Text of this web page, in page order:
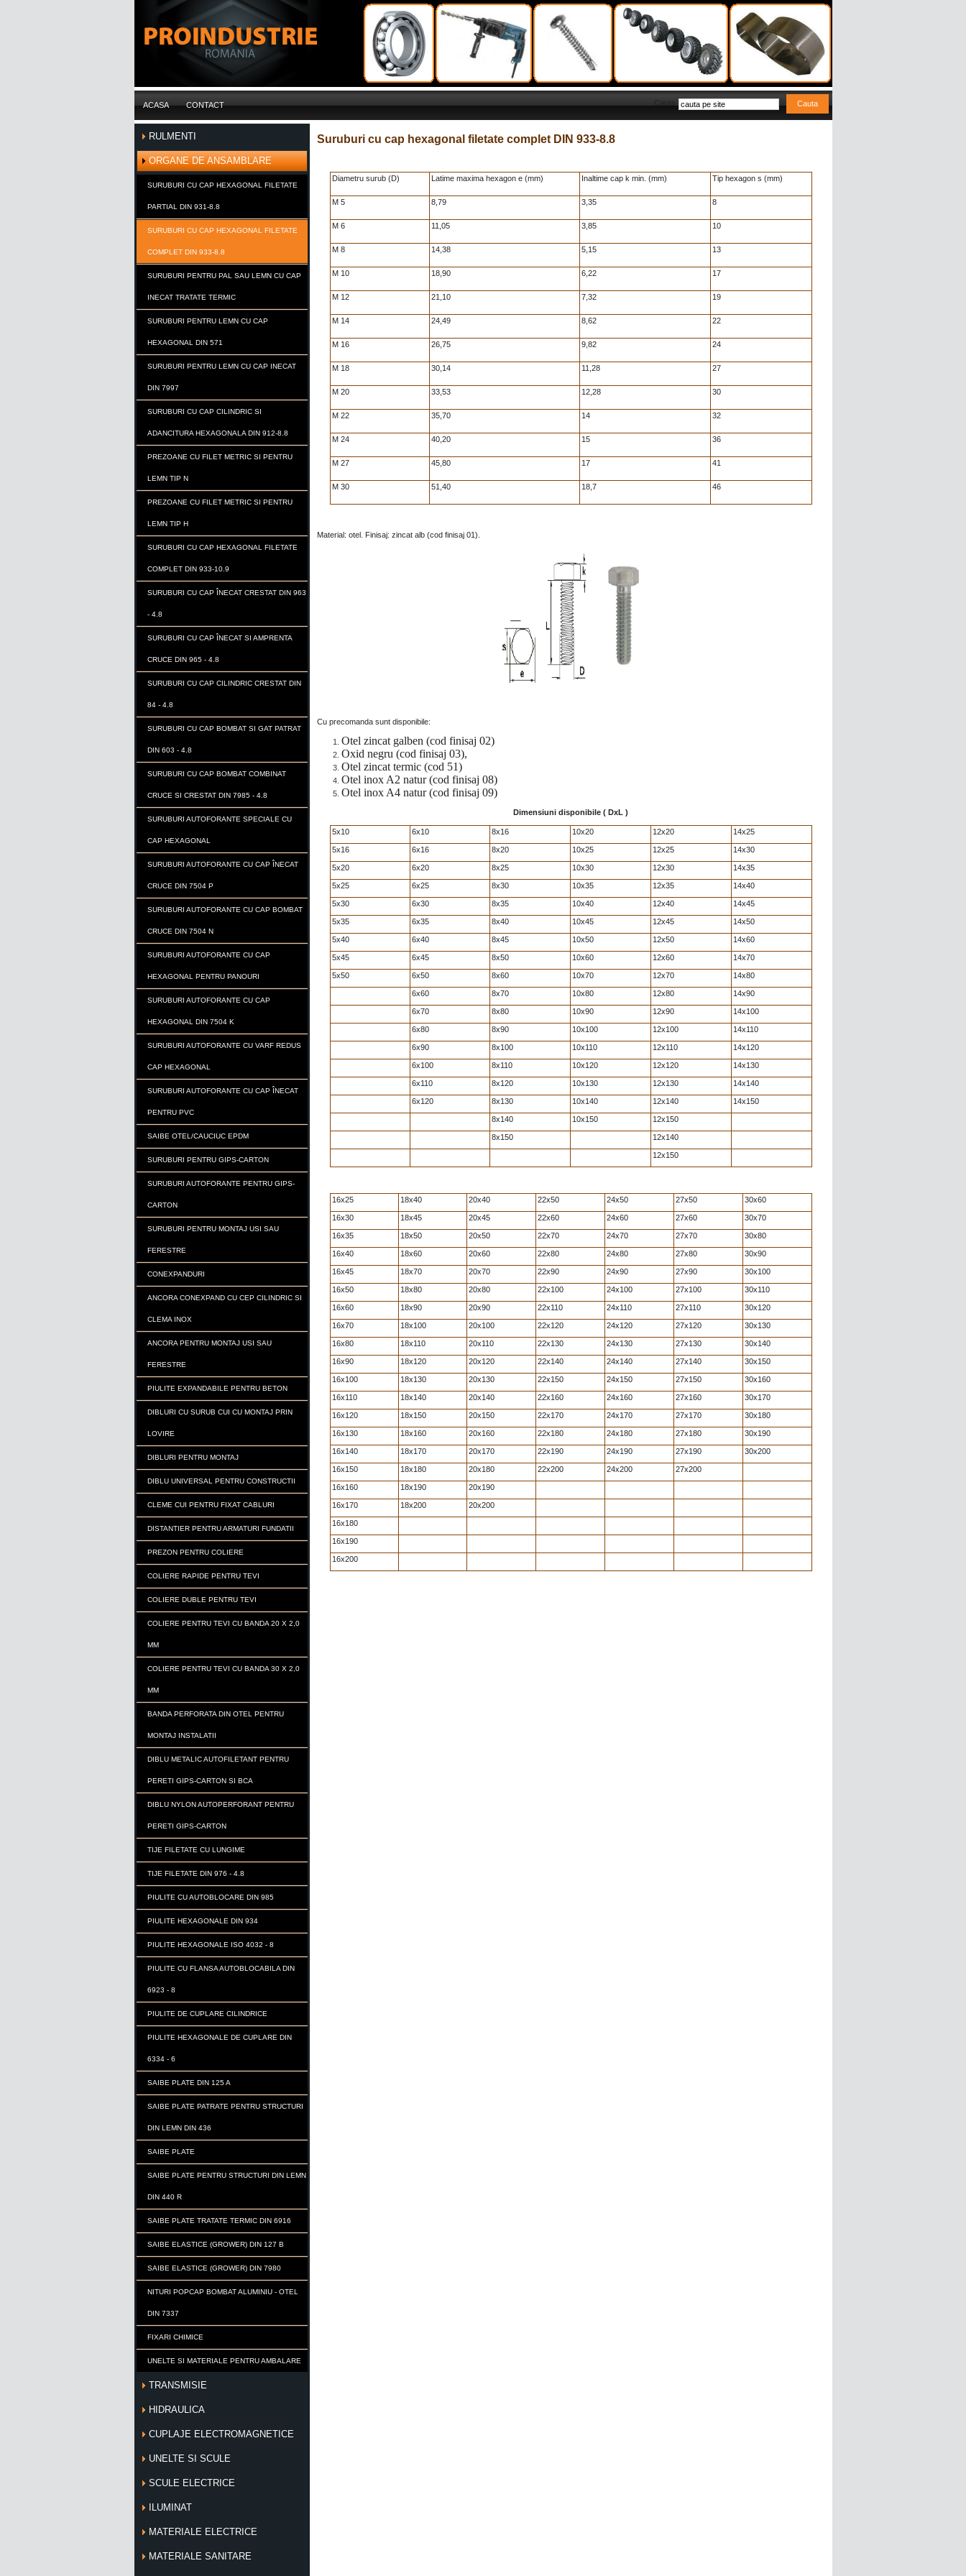
ACASA CONTACT
RULMENTI
ORGANE DE ANSAMBLARE
SURUBURI CU CAP HEXAGONAL FILETATE
PARTIAL DIN 931-8.8
SURUBURI CU CAP HEXAGONAL FILETATE
COMPLET DIN 933-8.8
SURUBURI PENTRU PAL SAU LEMN CU CAP
INECAT TRATATE TERMIC
SURUBURI PENTRU LEMN CU CAP
HEXAGONAL DIN 571
SURUBURI PENTRU LEMN CU CAP INECAT
DIN 7997
SURUBURI CU CAP CILINDRIC SI
ADANCITURA HEXAGONALA DIN 912-8.8
PREZOANE CU FILET METRIC SI PENTRU
LEMN TIP N
PREZOANE CU FILET METRIC SI PENTRU
LEMN TIP H
SURUBURI CU CAP HEXAGONAL FILETATE
COMPLET DIN 933-10.9
SURUBURI CU CAP ÎNECAT CRESTAT DIN 963
- 4.8
SURUBURI CU CAP ÎNECAT SI AMPRENTA
CRUCE DIN 965 - 4.8
SURUBURI CU CAP CILINDRIC CRESTAT DIN
84 - 4.8
SURUBURI CU CAP BOMBAT SI GAT PATRAT
DIN 603 - 4.8
SURUBURI CU CAP BOMBAT COMBINAT
CRUCE SI CRESTAT DIN 7985 - 4.8
SURUBURI AUTOFORANTE SPECIALE CU
CAP HEXAGONAL
SURUBURI AUTOFORANTE CU CAP ÎNECAT
CRUCE DIN 7504 P
SURUBURI AUTOFORANTE CU CAP BOMBAT
CRUCE DIN 7504 N
SURUBURI AUTOFORANTE CU CAP
HEXAGONAL PENTRU PANOURI
SURUBURI AUTOFORANTE CU CAP
HEXAGONAL DIN 7504 K
SURUBURI AUTOFORANTE CU VARF REDUS
CAP HEXAGONAL
SURUBURI AUTOFORANTE CU CAP ÎNECAT
PENTRU PVC
SAIBE OTEL/CAUCIUC EPDM
SURUBURI PENTRU GIPS-CARTON
SURUBURI AUTOFORANTE PENTRU GIPS-
CARTON
SURUBURI PENTRU MONTAJ USI SAU
FERESTRE
CONEXPANDURI
ANCORA CONEXPAND CU CEP CILINDRIC SI
CLEMA INOX
ANCORA PENTRU MONTAJ USI SAU
FERESTRE
PIULITE EXPANDABILE PENTRU BETON
DIBLURI CU SURUB CUI CU MONTAJ PRIN
LOVIRE
DIBLURI PENTRU MONTAJ
DIBLU UNIVERSAL PENTRU CONSTRUCTII
CLEME CUI PENTRU FIXAT CABLURI
DISTANTIER PENTRU ARMATURI FUNDATII
PREZON PENTRU COLIERE
COLIERE RAPIDE PENTRU TEVI
COLIERE DUBLE PENTRU TEVI
COLIERE PENTRU TEVI CU BANDA 20 X 2,0
MM
COLIERE PENTRU TEVI CU BANDA 30 X 2,0
MM
BANDA PERFORATA DIN OTEL PENTRU
MONTAJ INSTALATII
DIBLU METALIC AUTOFILETANT PENTRU
PERETI GIPS-CARTON SI BCA
DIBLU NYLON AUTOPERFORANT PENTRU
PERETI GIPS-CARTON
TIJE FILETATE CU LUNGIME
TIJE FILETATE DIN 976 - 4.8
PIULITE CU AUTOBLOCARE DIN 985
PIULITE HEXAGONALE DIN 934
PIULITE HEXAGONALE ISO 4032 - 8
PIULITE CU FLANSA AUTOBLOCABILA DIN
6923 - 8
PIULITE DE CUPLARE CILINDRICE
PIULITE HEXAGONALE DE CUPLARE DIN
6334 - 6
SAIBE PLATE DIN 125 A
SAIBE PLATE PATRATE PENTRU STRUCTURI
DIN LEMN DIN 436
SAIBE PLATE
SAIBE PLATE PENTRU STRUCTURI DIN LEMN
DIN 440 R
SAIBE PLATE TRATATE TERMIC DIN 6916
SAIBE ELASTICE (GROWER) DIN 127 B
SAIBE ELASTICE (GROWER) DIN 7980
NITURI POPCAP BOMBAT ALUMINIU - OTEL
DIN 7337
FIXARI CHIMICE
UNELTE SI MATERIALE PENTRU AMBALARE
TRANSMISIE
HIDRAULICA
CUPLAJE ELECTROMAGNETICE
UNELTE SI SCULE
SCULE ELECTRICE
ILUMINAT
MATERIALE ELECTRICE
MATERIALE SANITARE
Suruburi cu cap hexagonal filetate complet DIN 933-8.8
Diametru surub (D) Latime maxima hexagon e (mm) Inaltime cap k min. (mm) Tip hexagon s (mm)
M 5 8,79 3,35 8
M 6 11,05 3,85 10
M 8 14,38 5,15 13
M 10 18,90 6,22 17
M 12 21,10 7,32 19
M 14 24,49 8,62 22
M 16 26,75 9,82 24
M 18 30,14 11,28 27
M 20 33,53 12,28 30
M 22 35,70 14 32
M 24 40,20 15 36
M 27 45,80 17 41
M 30 51,40 18,7 46
Material: otel. Finisaj: zincat alb (cod finisaj 01).
Cu precomanda sunt disponibile:
Otel zincat galben (cod finisaj 02)
Oxid negru (cod finisaj 03),
Otel zincat termic (cod 51)
Otel inox A2 natur (cod finisaj 08)
Otel inox A4 natur (cod finisaj 09)
Dimensiuni disponibile ( DxL )
5x10 6x10 8x16 10x20 12x20 14x25
5x16 6x16 8x20 10x25 12x25 14x30
5x20 6x20 8x25 10x30 12x30 14x35
5x25 6x25 8x30 10x35 12x35 14x40
5x30 6x30 8x35 10x40 12x40 14x45
5x35 6x35 8x40 10x45 12x45 14x50
5x40 6x40 8x45 10x50 12x50 14x60
5x45 6x45 8x50 10x60 12x60 14x70
5x50 6x50 8x60 10x70 12x70 14x80
6x60 8x70 10x80 12x80 14x90
6x70 8x80 10x90 12x90 14x100
6x80 8x90 10x100 12x100 14x110
6x90 8x100 10x110 12x110 14x120
6x100 8x110 10x120 12x120 14x130
6x110 8x120 10x130 12x130 14x140
6x120 8x130 10x140 12x140 14x150
8x140 10x150 12x150
8x150 12x140
12x150
16x25 18x40 20x40 22x50 24x50 27x50 30x60
16x30 18x45 20x45 22x60 24x60 27x60 30x70
16x35 18x50 20x50 22x70 24x70 27x70 30x80
16x40 18x60 20x60 22x80 24x80 27x80 30x90
16x45 18x70 20x70 22x90 24x90 27x90 30x100
16x50 18x80 20x80 22x100 24x100 27x100 30x110
16x60 18x90 20x90 22x110 24x110 27x110 30x120
16x70 18x100 20x100 22x120 24x120 27x120 30x130
16x80 18x110 20x110 22x130 24x130 27x130 30x140
16x90 18x120 20x120 22x140 24x140 27x140 30x150
16x100 18x130 20x130 22x150 24x150 27x150 30x160
16x110 18x140 20x140 22x160 24x160 27x160 30x170
16x120 18x150 20x150 22x170 24x170 27x170 30x180
16x130 18x160 20x160 22x180 24x180 27x180 30x190
16x140 18x170 20x170 22x190 24x190 27x190 30x200
16x150 18x180 20x180 22x200 24x200 27x200
16x160 18x190 20x190
16x170 18x200 20x200
16x180
16x190
16x200